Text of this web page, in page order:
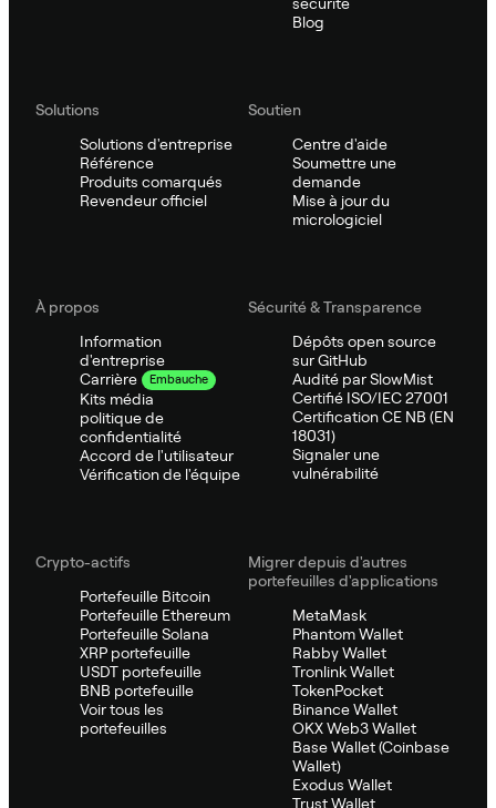
Blog
Solutions
Solutions d'entreprise
Référence
Produits comarqués
Revendeur officiel
Soutien
Centre d'aide
Soumettre une
demande
Mise à jour du
micrologiciel
À propos
Information
d'entreprise
Carrière
Embauche
Kits média
politique de
confidentialité
Accord de l'utilisateur
Vérification de l'équipe
Sécurité & Transparence
Dépôts open source
sur GitHub
Audité par SlowMist
Certifié ISO/IEC 27001
Certification CE NB (EN
18031)
Signaler une
vulnérabilité
Crypto-actifs
Portefeuille Bitcoin
Portefeuille Ethereum
Portefeuille Solana
XRP portefeuille
USDT portefeuille
BNB portefeuille
Voir tous les
portefeuilles
Migrer depuis d'autres
portefeuilles d'applications
MetaMask
Phantom Wallet
Rabby Wallet
Tronlink Wallet
TokenPocket
Binance Wallet
OKX Web3 Wallet
Base Wallet (Coinbase
Wallet)
Exodus Wallet
Trust Wallet